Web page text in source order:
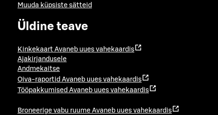
Muuda küpsiste sätteid
Üldine teave
Kinkekaart Avaneb uues vahekaardis
Ajakirjandusele
Andmekaitse
Oiva-raportid Avaneb uues vahekaardis
Tööpakkumised Avaneb uues vahekaardis
Broneerige vabu ruume Avaneb uues vahekaardis